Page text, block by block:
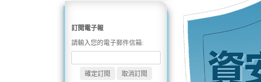
訂閱電子報
請輸入您的電子郵件信箱: